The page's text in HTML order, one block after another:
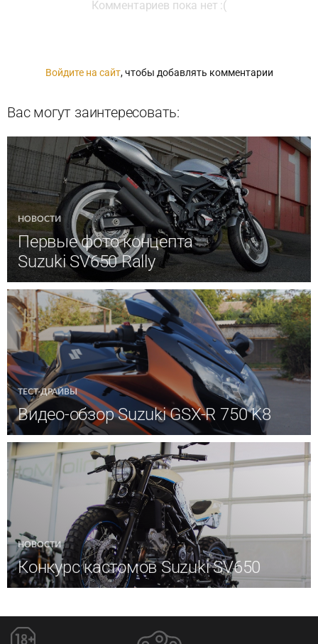
Комментариев пока нет :(
Войдите на сайт, чтобы добавлять комментарии
Вас могут заинтересовать:
НОВОСТИ
Первые фото концепта
Suzuki SV650 Rally
ТЕСТ-ДРАЙВЫ
Видео-обзор Suzuki GSX-R 750 K8
НОВОСТИ
Конкурс кастомов Suzuki SV650